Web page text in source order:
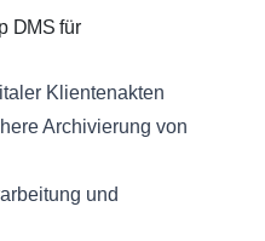
DMS für
Klientenakten
Archivierung von
und